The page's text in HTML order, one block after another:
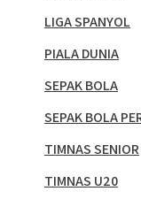
LIGA SPANYOL
PIALA DUNIA
SEPAK BOLA
SEPAK BOLA
TIMNAS SENIOR
TIMNAS U20